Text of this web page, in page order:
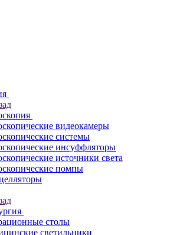
видеокамеры
системы
инсуффляторы
источники света
помпы
столы
светильники